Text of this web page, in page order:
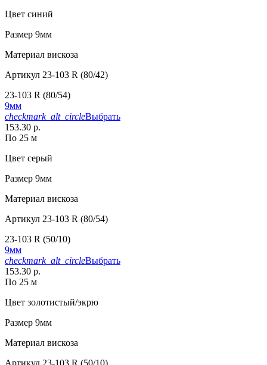
Цвет синий
Размер 9мм
Материал вискоза
Артикул 23-103 R (80/42)
23-103 R (80/54)
9мм
checkmark_alt_circleВыбрать
153.30 р.
По 25 м
Цвет серый
Размер 9мм
Материал вискоза
Артикул 23-103 R (80/54)
23-103 R (50/10)
9мм
checkmark_alt_circleВыбрать
153.30 р.
По 25 м
Цвет золотистый/экрю
Размер 9мм
Материал вискоза
Артикул 23-103 R (50/10)